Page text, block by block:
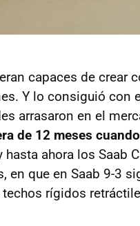
capaces de crear
Y lo consiguió con
arrasaron en el
de 12 meses
hasta ahora los Saab
en que en Saab 9-3
rígidos